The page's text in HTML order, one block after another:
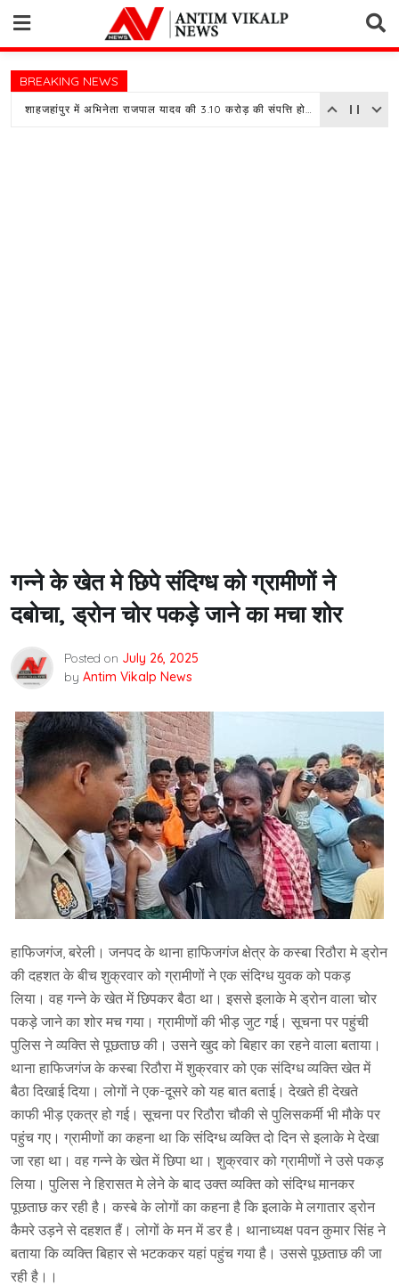
content
BREAKING NEWS
शाहजहांपुर में अभिनेता राजपाल यादव की 3.10 करोड़ की संपत्ति होगी नीलाम, बैंक ने चस्पा किया नोटिस
गन्ने के खेत मे छिपे संदिग्ध को ग्रामीणों ने
दबोचा, ड्रोन चोर पकड़े जाने का मचा शोर
Posted on July 26, 2025
by Antim Vikalp News
हाफिजगंज, बरेली। जनपद के थाना हाफिजगंज क्षेत्र के कस्बा रिठौरा मे ड्रोन
की दहशत के बीच शुक्रवार को ग्रामीणों ने एक संदिग्ध युवक को पकड़
लिया। वह गन्ने के खेत में छिपकर बैठा था। इससे इलाके मे ड्रोन वाला चोर
पकड़े जाने का शोर मच गया। ग्रामीणों की भीड़ जुट गई। सूचना पर पहुंची
पुलिस ने व्यक्ति से पूछताछ की। उसने खुद को बिहार का रहने वाला बताया।
थाना हाफिजगंज के कस्बा रिठौरा में शुक्रवार को एक संदिग्ध व्यक्ति खेत में
बैठा दिखाई दिया। लोगों ने एक-दूसरे को यह बात बताई। देखते ही देखते
काफी भीड़ एकत्र हो गई। सूचना पर रिठौरा चौकी से पुलिसकर्मी भी मौके पर
पहुंच गए। ग्रामीणों का कहना था कि संदिग्ध व्यक्ति दो दिन से इलाके मे देखा
जा रहा था। वह गन्ने के खेत में छिपा था। शुक्रवार को ग्रामीणों ने उसे पकड़
लिया। पुलिस ने हिरासत मे लेने के बाद उक्त व्यक्ति को संदिग्ध मानकर
पूछताछ कर रही है। कस्बे के लोगों का कहना है कि इलाके मे लगातार ड्रोन
कैमरे उड़ने से दहशत हैं। लोगों के मन में डर है। थानाध्यक्ष पवन कुमार सिंह ने
बताया कि व्यक्ति बिहार से भटककर यहां पहुंच गया है। उससे पूछताछ की जा
रही है।।